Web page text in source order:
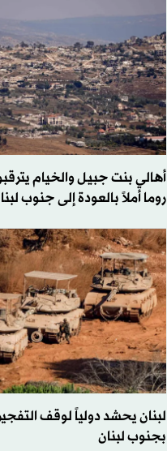
أهالي بنت جبيل والخيام
روما أملاً بالعودة إلى جنوب
لبنان يحشد دولياً لوقف
بجنوب لبنان